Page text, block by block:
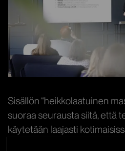
Sisällön “heikkolaatuinen
suoraa seurausta siitä, että
käytetään laajasti